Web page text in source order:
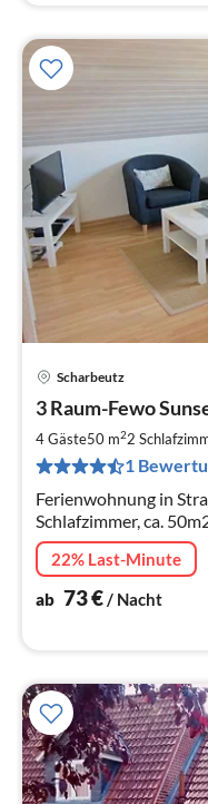
Scharbeutz
3 Raum-Fewo
4 Gäste50 m22
1
Ferienwohnung in
Schlafzimmer, ca.
22% Last-Minute
ab 73€/ Nacht